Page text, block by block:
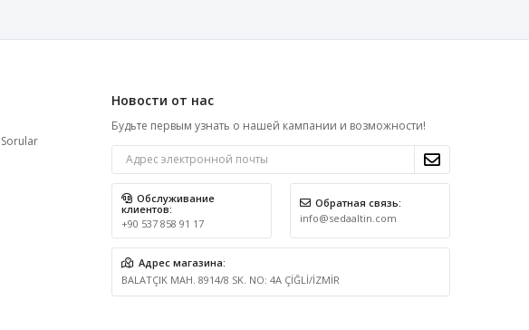
Sorular
Новости от нас
Будьте первым узнать о нашей кампании и возможности!
Обслуживание
клиентов:
+90 537 858 91 17
Обратная связь:
info@sedaaltin.com
Адрес магазина:
BALATÇIK MAH. 8914/8 SK. NO: 4A ÇİĞLİ/İZMİR